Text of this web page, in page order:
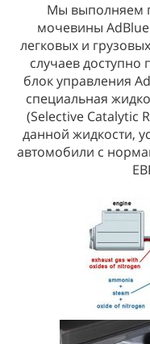
Мы выполняем
мочевины
легковых и
случаев
блок управления
специальная
(Selective Catalytic
данной жидкости,
автомобили с